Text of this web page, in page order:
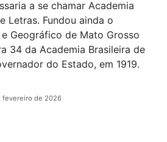
a se chamar Academia
Letras. Fundou ainda o
Geográfico de Mato Grosso
34 da Academia Brasileira de
do Estado, em 1919.
fevereiro de 2026